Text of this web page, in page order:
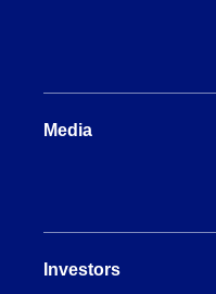
Media
Investors